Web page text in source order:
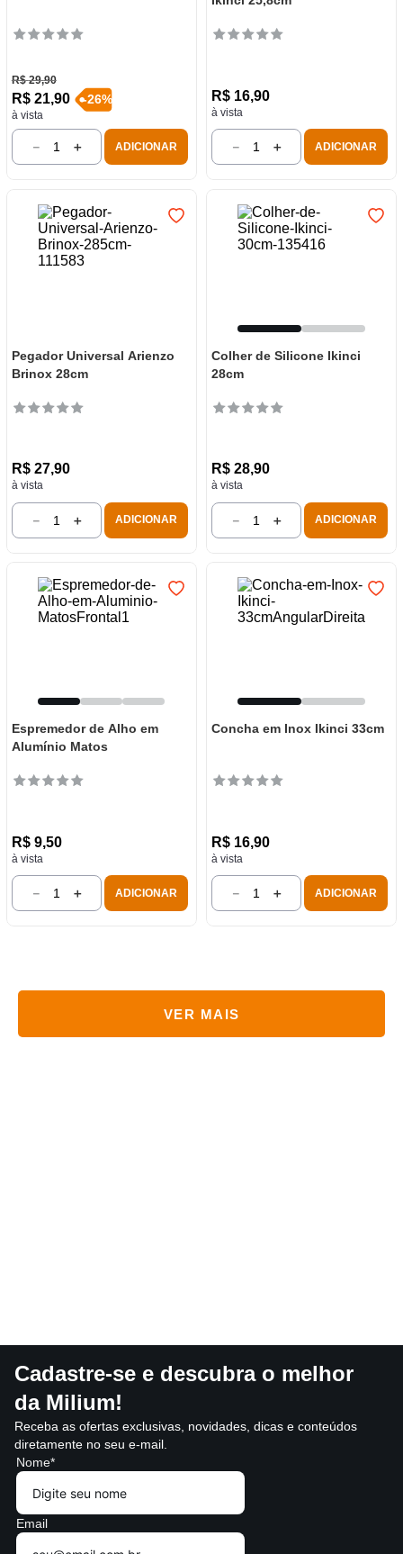
R$ 29,90
R$ 21,90
à vista
-26%
＋
－ ADICIONAR
R$ 16,90
à vista
＋
－ ADICIONAR
Pegador Universal Arienzo
Brinox 28cm
R$ 27,90
à vista
＋
－ ADICIONAR
Colher de Silicone Ikinci
28cm
R$ 28,90
à vista
＋
－ ADICIONAR
Espremedor de Alho em
Alumínio Matos
R$ 9,50
à vista
＋
－ ADICIONAR
Concha em Inox Ikinci 33cm
R$ 16,90
à vista
＋
－ ADICIONAR
Cadastre-se e descubra o melhor
da Milium!
Receba as ofertas exclusivas, novidades, dicas e conteúdos
diretamente no seu e-mail.
Nome*
Email